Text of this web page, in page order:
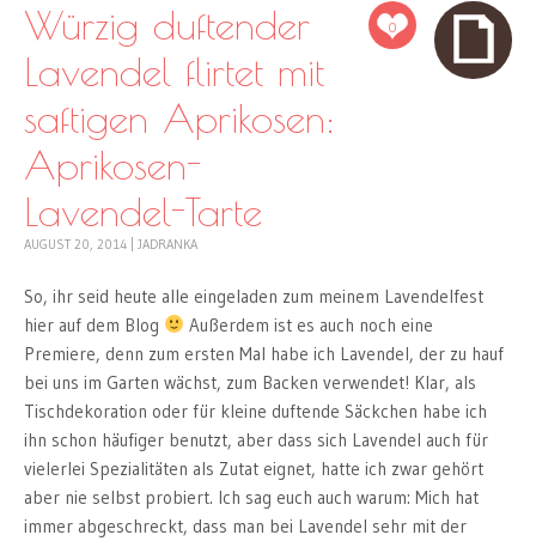
0
Würzig duftender
Lavendel flirtet mit
saftigen Aprikosen:
Aprikosen-
Lavendel-Tarte
AUGUST 20, 2014 JADRANKA
So, ihr seid heute alle eingeladen zum meinem Lavendelfest
hier auf dem Blog
Außerdem ist es auch noch eine
Premiere, denn zum ersten Mal habe ich Lavendel, der zu hauf
bei uns im Garten wächst, zum Backen verwendet! Klar, als
Tischdekoration oder für kleine duftende Säckchen habe ich
ihn schon häufiger benutzt, aber dass sich Lavendel auch für
vielerlei Spezialitäten als Zutat eignet, hatte ich zwar gehört
aber nie selbst probiert. Ich sag euch auch warum: Mich hat
immer abgeschreckt, dass man bei Lavendel sehr mit der